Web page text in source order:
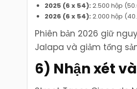
2025 (6 x 54): 2.500 hộp
2026 (6 x 54): 2.000 hộp
Phiên bản 2026 giữ
Jalapa và giảm tổng
6) Nhận xét